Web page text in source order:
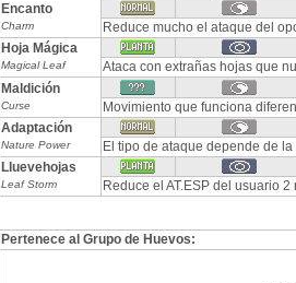
Encanto
Charm
Reduce mucho el ataque del
Hoja Mágica
Magical Leaf
Ataca con extrañas hojas que
Maldición
Curse
Movimiento que funciona
Adaptación
Nature Power
El tipo de ataque depende de
Lluevehojas
Leaf Storm Reduce el AT.ESP del usuario 2
Pertenece al Grupo de Huevos: